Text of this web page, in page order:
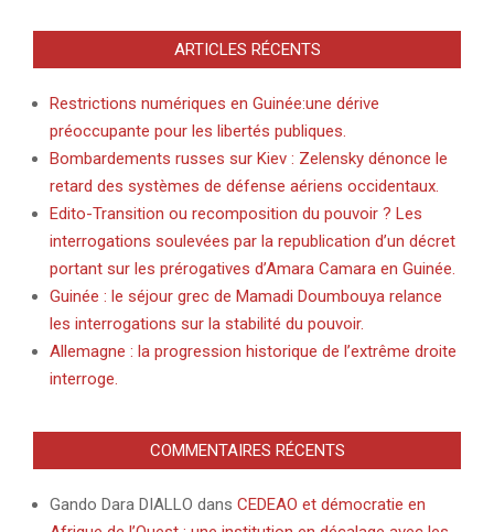
ARTICLES RÉCENTS
Restrictions numériques en Guinée:une dérive
préoccupante pour les libertés publiques.
Bombardements russes sur Kiev : Zelensky dénonce le
retard des systèmes de défense aériens occidentaux.
Edito-Transition ou recomposition du pouvoir ? Les
interrogations soulevées par la republication d’un décret
portant sur les prérogatives d’Amara Camara en Guinée.
Guinée : le séjour grec de Mamadi Doumbouya relance
les interrogations sur la stabilité du pouvoir.
Allemagne : la progression historique de l’extrême droite
interroge.
COMMENTAIRES RÉCENTS
Gando Dara DIALLO dans CEDEAO et démocratie en